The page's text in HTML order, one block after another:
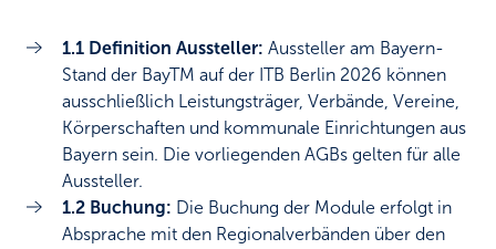
1.1 Definition Aussteller: Aussteller am Bayern-
Stand der BayTM auf der ITB Berlin 2026 können
ausschließlich Leistungsträger, Verbände, Vereine,
Körperschaften und kommunale Einrichtungen aus
Bayern sein. Die vorliegenden AGBs gelten für alle
Aussteller.
1.2 Buchung: Die Buchung der Module erfolgt in
Absprache mit den Regionalverbänden über den